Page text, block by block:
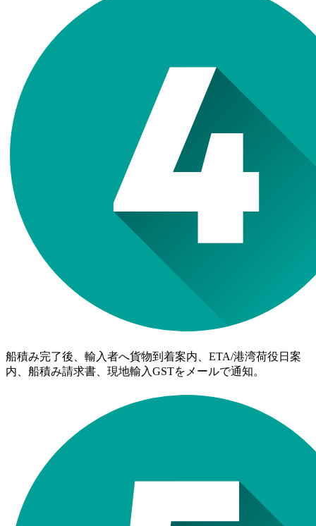
船積み完了後、輸入者へ貨物到着案内、ETA/港湾荷役日案
内、船積み請求書、現地輸入GSTをメールで通知。